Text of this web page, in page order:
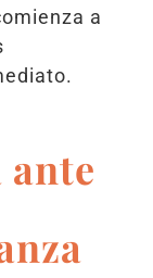
a
ante